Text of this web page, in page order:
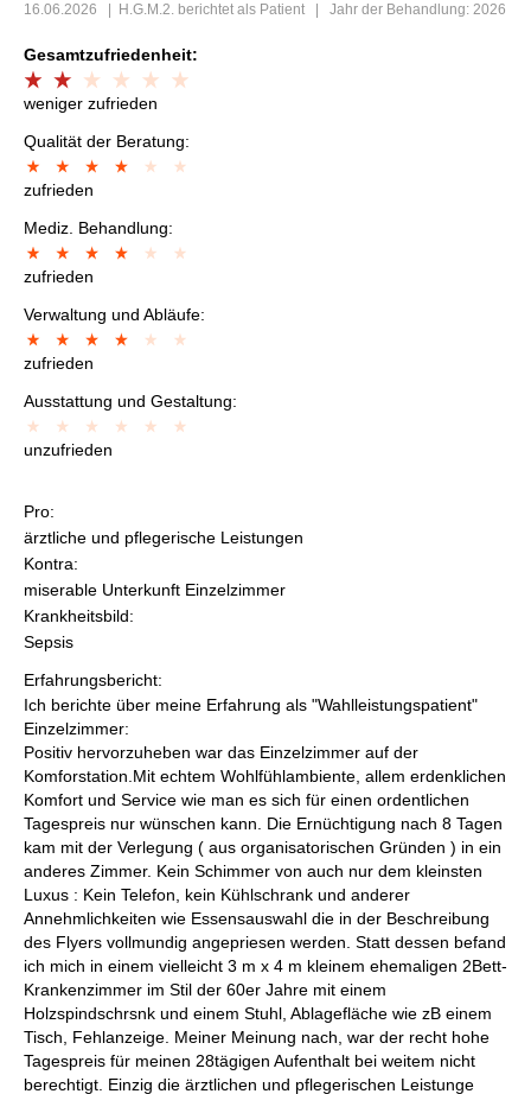
16.06.2026 H.G.M.2. berichtet als Patient | Jahr der Behandlung: 2026
Gesamtzufriedenheit:
weniger zufrieden
Qualität der Beratung:
zufrieden
Mediz. Behandlung:
zufrieden
Verwaltung und Abläufe:
zufrieden
Ausstattung und Gestaltung:
unzufrieden
Pro:
ärztliche und pflegerische Leistungen
Kontra:
miserable Unterkunft Einzelzimmer
Krankheitsbild:
Sepsis
Erfahrungsbericht:
Ich berichte über meine Erfahrung als "Wahlleistungspatient"
Einzelzimmer:
Positiv hervorzuheben war das Einzelzimmer auf der
Komforstation.Mit echtem Wohlfühlambiente, allem erdenklichen
Komfort und Service wie man es sich für einen ordentlichen
Tagespreis nur wünschen kann. Die Ernüchtigung nach 8 Tagen
kam mit der Verlegung ( aus organisatorischen Gründen ) in ein
anderes Zimmer. Kein Schimmer von auch nur dem kleinsten
Luxus : Kein Telefon, kein Kühlschrank und anderer
Annehmlichkeiten wie Essensauswahl die in der Beschreibung
des Flyers vollmundig angepriesen werden. Statt dessen befand
ich mich in einem vielleicht 3 m x 4 m kleinem ehemaligen 2Bett-
Krankenzimmer im Stil der 60er Jahre mit einem
Holzspindschrsnk und einem Stuhl, Ablagefläche wie zB einem
Tisch, Fehlanzeige. Meiner Meinung nach, war der recht hohe
Tagespreis für meinen 28tägigen Aufenthalt bei weitem nicht
berechtigt. Einzig die ärztlichen und pflegerischen Leistunge